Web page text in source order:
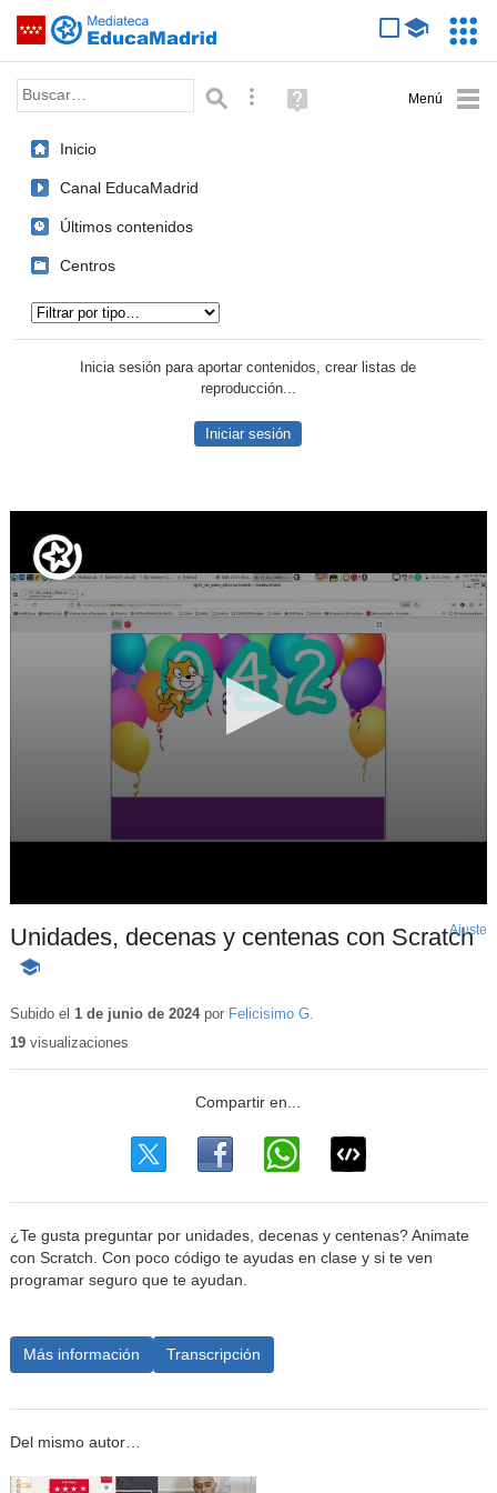
Saltar navegación
Palabra o frase: Búsqueda avanzada
Ayuda
(en
Inicio
Canal EducaMadrid
Últimos contenidos
Centros
Inicia sesión para aportar contenidos, crear listas de
reproducción...
Iniciar sesión
Unidades, decenas y centenas con Scratch
-
educativo
Ajuste
Subido el 1 de junio de 2024por Felicisimo G.
19visualizaciones
¿Te gusta preguntar por unidades, decenas y centenas? Animate
con Scratch. Con poco código te ayudas en clase y si te ven
programar seguro que te ayudan.
Más información Transcripción
Del mismo autor…